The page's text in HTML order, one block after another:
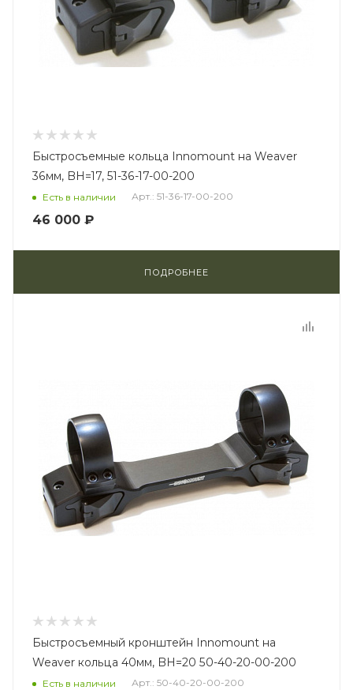
Быстросъемные кольца Innomount на Weaver
36мм, BH=17, 51-36-17-00-200
Есть в наличии Арт.: 51-36-17-00-200
46 000 ₽
ПОДРОБНЕЕ
Быстросъемный кронштейн Innomount на
Weaver кольца 40мм, BH=20 50-40-20-00-200
Есть в наличии Арт.: 50-40-20-00-200